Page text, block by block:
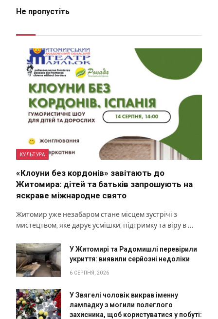
Не пропустіть
КУЛЬТУРА
«Клоуни без кордонів» завітають до
Житомира: дітей та батьків запрошують на
яскраве міжнародне свято
Житомир уже незабаром стане місцем зустрічі з
мистецтвом, яке дарує усмішки, підтримку та віру в …
У Житомирі та Радомишлі перевірили
укриття: виявили серйозні недоліки
6 СЕРПНЯ, 2026
У Звягелі чоловік викрав іменну
лампадку з могили полеглого
захисника, щоб користуватися у побуті: